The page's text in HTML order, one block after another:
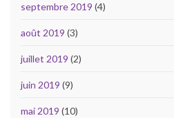
septembre 2019 (4)
août 2019 (3)
juillet 2019 (2)
juin 2019 (9)
mai 2019 (10)